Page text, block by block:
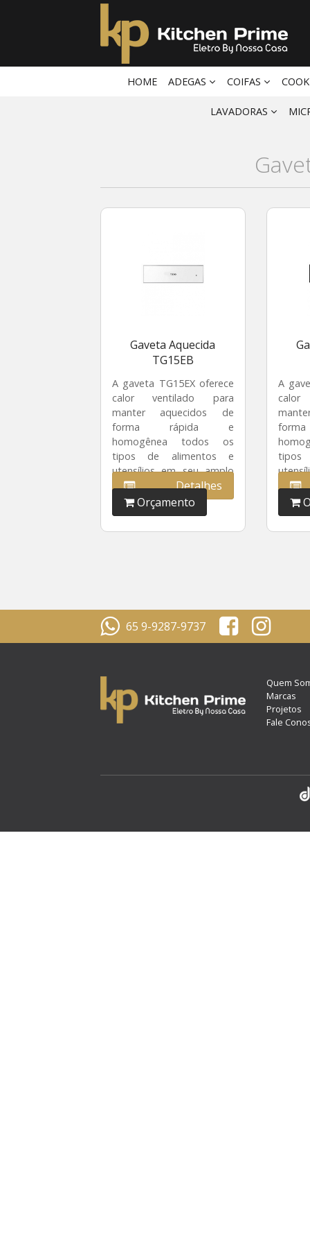
HOME ADEGAS COIFAS
LAVADORAS
Gaveta Aquecida
TG15EB
A gaveta TG15EX oferece
calor ventilado para
manter aquecidos de
forma rápida e
homogênea todos os
tipos de alimentos e
utensílios em seu amplo
interior de 21 litros de
capacidade.
Detalhes
Orçamento
A
tipos
65 9-9287-9737
Quem
Marcas
Projetos
Fale